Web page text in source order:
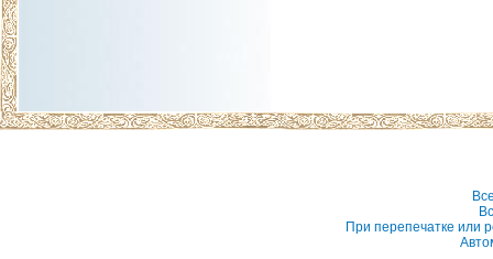
При перепечатке или